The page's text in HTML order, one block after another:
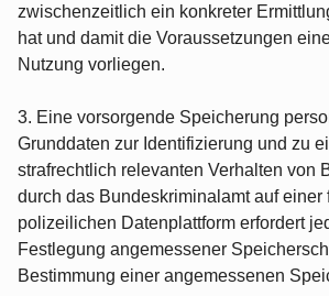
zwischenzeitlich ein konkreter
hat und damit die Voraussetzungen
Nutzung vorliegen.
3. Eine vorsorgende Speicherung
Grunddaten zur Identifizierung und zu
strafrechtlich relevanten Verhalten von
durch das Bundeskriminalamt auf einer
polizeilichen Datenplattform erfordert
Festlegung angemessener
Bestimmung einer angemessenen